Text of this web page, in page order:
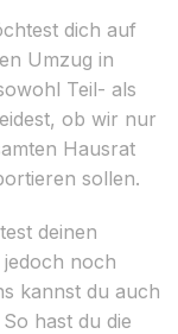
dich auf
Umzug in
Teil- als
ob wir nur
Hausrat
sollen.
deinen
noch
kannst du auch
hast du die